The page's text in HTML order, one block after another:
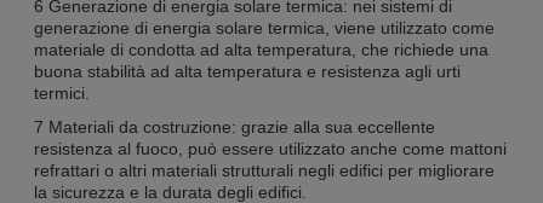
6 Generazione di energia solare termica: nei sistemi di
generazione di energia solare termica, viene utilizzato come
materiale di condotta ad alta temperatura, che richiede una
buona stabilità ad alta temperatura e resistenza agli urti
termici.
7 Materiali da costruzione: grazie alla sua eccellente
resistenza al fuoco, può essere utilizzato anche come mattoni
refrattari o altri materiali strutturali negli edifici per migliorare
la sicurezza e la durata degli edifici.